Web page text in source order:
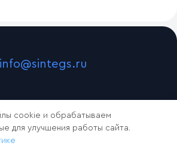
info@sintegs.ru
cookie и обрабатываем
для улучшения работы сайта.